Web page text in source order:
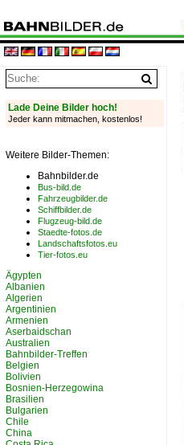
Lade Deine Bilder hoch!
Jeder kann mitmachen, kostenlos!
Weitere Bilder-Themen:
Bahnbilder.de
Bus-bild.de
Fahrzeugbilder.de
Schiffbilder.de
Flugzeug-bild.de
Staedte-fotos.de
Landschaftsfotos.eu
Tier-fotos.eu
Ägypten
Albanien
Algerien
Argentinien
Armenien
Aserbaidschan
Australien
Bahnbilder-Treffen
Belgien
Bolivien
Bosnien-Herzegowina
Brasilien
Bulgarien
Chile
China